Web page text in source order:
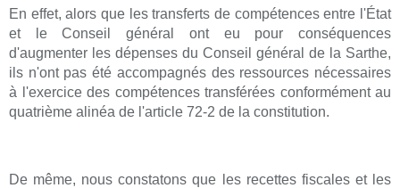
En effet, alors que les transferts de compétences entre l'État
et le Conseil général ont eu pour conséquences
d'augmenter les dépenses du Conseil général de la Sarthe,
ils n'ont pas été accompagnés des ressources nécessaires
à l'exercice des compétences transférées conformément au
quatrième alinéa de l'article 72-2 de la constitution.
De même, nous constatons que les recettes fiscales et les